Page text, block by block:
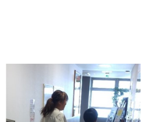
子どもの送迎と保育の有償ボラ
ンティア
場所：主に依頼人の自宅（八千代市）
日時：2024年7月以降、月に1～2回程
度の3時間